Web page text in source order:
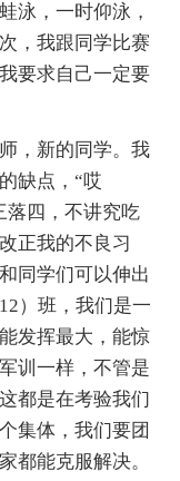
泳，一时仰泳，
，我跟同学比赛
要求自己一定要
，新的同学。我
缺点，“哎
四，不讲究吃
正我的不良习
同学们可以伸出
）班，我们是一
发挥最大，能惊
训一样，不管是
都是在考验我们
集体，我们要团
都能克服解决。